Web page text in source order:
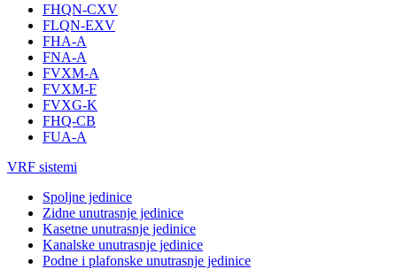
FHQN-CXV
FLQN-EXV
FHA-A
FNA-A
FVXM-A
FVXM-F
FVXG-K
FHQ-CB
FUA-A
VRF sistemi
Spoljne jedinice
Zidne unutrasnje jedinice
Kasetne unutrasnje jedinice
Kanalske unutrasnje jedinice
Podne i plafonske unutrasnje jedinice